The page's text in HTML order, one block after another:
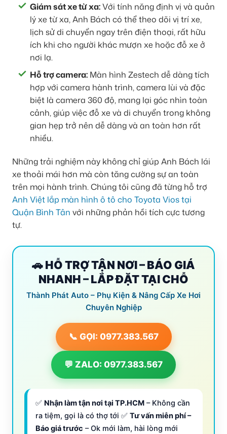
Giám sát xe từ xa:Với tính năng định vị và quản
lý xe từ xa, Anh Bách có thể theo dõi vị trí xe,
lịch sử di chuyển ngay trên điện thoại, rất hữu
ích khi cho người khác mượn xe hoặc đỗ xe ở
nơi lạ.
Hỗ trợ camera: Màn hình Zestech dễ dàng tích
hợp với camera hành trình, camera lùi và đặc
biệt là camera 360 độ, mang lại góc nhìn toàn
cảnh, giúp việc đỗ xe và di chuyển trong không
gian hẹp trở nên dễ dàng và an toàn hơn rất
nhiều.
Những trải nghiệm này không chỉ giúp Anh Bách lái
xe thoải mái hơn mà còn tăng cường sự an toàn
trên mọi hành trình. Chúng tôi cũng đã từng hỗ trợ
Anh Việt lắp màn hình ô tô cho Toyota Vios tại
Quận Bình Tân với những phản hồi tích cực tương
tự.
🚗 HỖ TRỢ TẬN NƠI – BÁO GIÁ
NHANH – LẮP ĐẶT TẠI CHỖ
Thành Phát Auto – Phụ Kiện & Nâng Cấp Xe Hơi
Chuyên Nghiệp
📞 GỌI: 0977.383.567
💬 ZALO: 0977.383.567
✅ Nhận làm tận nơi tại TP.HCM – Không cần
ra tiệm, gọi là có thợ tới ✅ Tư vấn miễn phí –
Báo giá trước – Ok mới làm, hài lòng mới